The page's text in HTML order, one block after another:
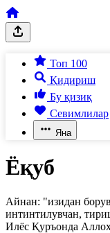
Топ 100
Қидириш
Бу қизиқ
Севимлилар
Яна
Ёқуб
Айнан: "изидан
интинтилувчан,
Илёс Қуръонда